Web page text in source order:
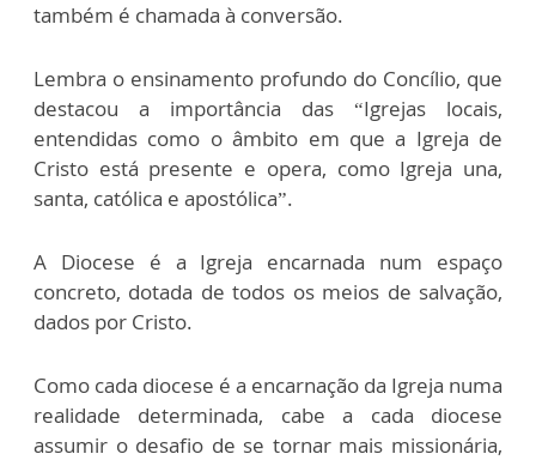
também é chamada à conversão.
Lembra o ensinamento profundo do Concílio, que
destacou a importância das “Igrejas locais,
entendidas como o âmbito em que a Igreja de
Cristo está presente e opera, como Igreja una,
santa, católica e apostólica”.
A Diocese é a Igreja encarnada num espaço
concreto, dotada de todos os meios de salvação,
dados por Cristo.
Como cada diocese é a encarnação da Igreja numa
realidade determinada, cabe a cada diocese
assumir o desafio de se tornar mais missionária,